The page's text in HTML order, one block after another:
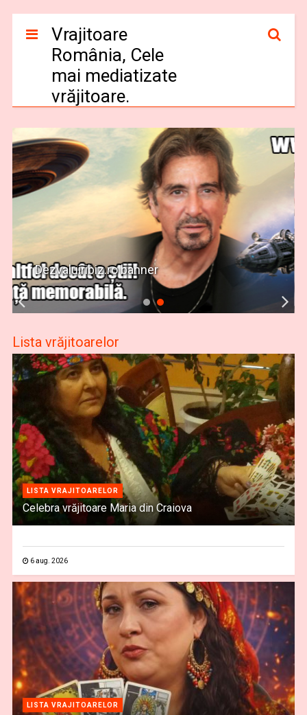
Vrajitoare
România, Cele
mai mediatizate
vrăjitoare.
Dezvaluiribiz.ro banner
Lista vrăjitoarelor
LISTA VRAJITOARELOR
Celebra vrăjitoare Maria din Craiova
6 aug. 2026
LISTA VRAJITOARELOR